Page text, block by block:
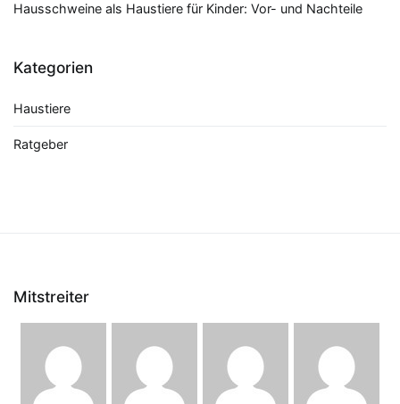
Hausschweine als Haustiere für Kinder: Vor- und Nachteile
Kategorien
Haustiere
Ratgeber
Mitstreiter